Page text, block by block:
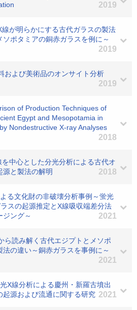
2019
が明らかにする古代ガラスの製法
ソポタミアの銅赤ガラスを例に～
2019
および美術品のオンサイト分析
2019
of Production Techniques of
Egypt and Mesopotamia in
Nondestructive X-ray Analyses
2018
中心とした分光分析による古代オ
源と製法の解明
2018
る文化財の非破壊分析事例～蛍光
スの起源推定とX線吸収端差分法
ジング～
2021
ら読み解く古代エジプトとメソポ
の違い～銅赤ガラスを事例に～
2021
X線分析による慶州・新羅古墳出
起源および流通に関する研究 2021